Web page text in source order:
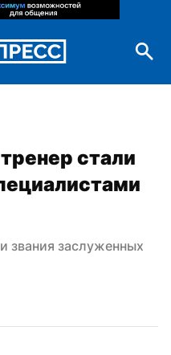
стали
звания заслуженных